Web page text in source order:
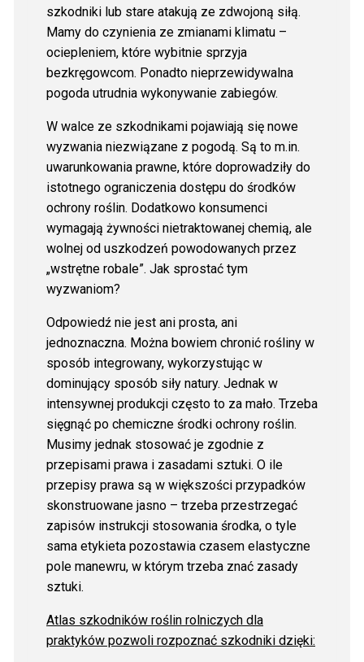
szkodniki lub stare atakują ze zdwojoną siłą.
Mamy do czynienia ze zmianami klimatu –
ociepleniem, które wybitnie sprzyja
bezkręgowcom. Ponadto nieprzewidywalna
pogoda utrudnia wykonywanie zabiegów.
W walce ze szkodnikami pojawiają się nowe
wyzwania niezwiązane z pogodą. Są to m.in.
uwarunkowania prawne, które doprowadziły do
istotnego ograniczenia dostępu do środków
ochrony roślin. Dodatkowo konsumenci
wymagają żywności nietraktowanej chemią, ale
wolnej od uszkodzeń powodowanych przez
„wstrętne robale”. Jak sprostać tym
wyzwaniom?
Odpowiedź nie jest ani prosta, ani
jednoznaczna. Można bowiem chronić rośliny w
sposób integrowany, wykorzystując w
dominujący sposób siły natury. Jednak w
intensywnej produkcji często to za mało. Trzeba
sięgnąć po chemiczne środki ochrony roślin.
Musimy jednak stosować je zgodnie z
przepisami prawa i zasadami sztuki. O ile
przepisy prawa są w większości przypadków
skonstruowane jasno – trzeba przestrzegać
zapisów instrukcji stosowania środka, o tyle
sama etykieta pozostawia czasem elastyczne
pole manewru, w którym trzeba znać zasady
sztuki.
Atlas szkodników roślin rolniczych dla
praktyków pozwoli rozpoznać szkodniki dzięki: